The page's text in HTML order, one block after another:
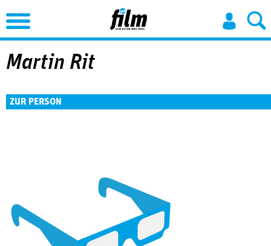
Jump to Navigation
Martin Rit
ZUR PERSON